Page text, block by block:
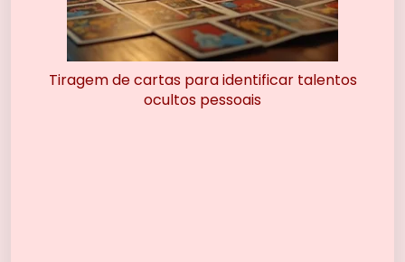
Tiragem de cartas para identificar talentos
ocultos pessoais